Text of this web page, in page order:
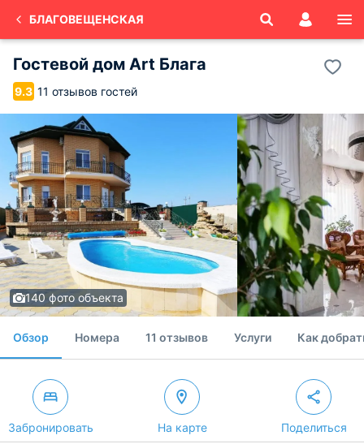
БЛАГОВЕЩЕНСКАЯ
Гостевой дом Art Блага
9.3 11 отзывов гостей
140 фото объекта
Обзор Номера 11 отзывов Услуги Как
Забронировать На карте Поделиться